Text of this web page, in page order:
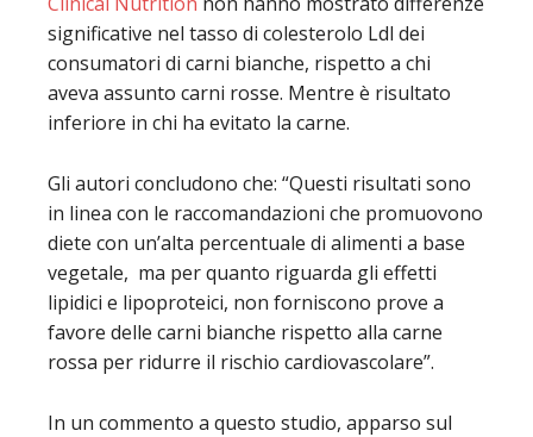
significative nel tasso di colesterolo Ldl dei
consumatori di carni bianche, rispetto a chi
aveva assunto carni rosse. Mentre è risultato
inferiore in chi ha evitato la carne.
Gli autori concludono che: “Questi risultati sono
in linea con le raccomandazioni che promuovono
diete con un’alta percentuale di alimenti a base
vegetale, ma per quanto riguarda gli effetti
lipidici e lipoproteici, non forniscono prove a
favore delle carni bianche rispetto alla carne
rossa per ridurre il rischio cardiovascolare”.
In un commento a questo studio, apparso sul